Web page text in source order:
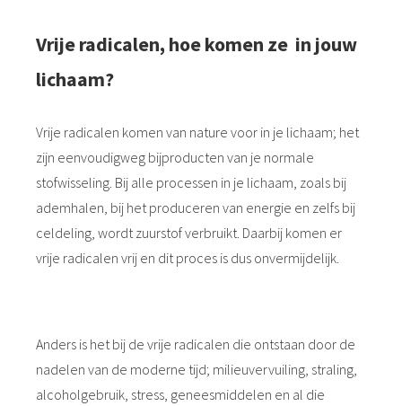
Vrije radicalen, hoe komen ze in jouw
lichaam?
Vrije radicalen komen van nature voor in je lichaam; het
zijn eenvoudigweg bijproducten van je normale
stofwisseling. Bij alle processen in je lichaam, zoals bij
ademhalen, bij het produceren van energie en zelfs bij
celdeling, wordt zuurstof verbruikt. Daarbij komen er
vrije radicalen vrij en dit proces is dus onvermijdelijk.
Anders is het bij de vrije radicalen die ontstaan door de
nadelen van de moderne tijd; milieuvervuiling, straling,
alcoholgebruik, stress, geneesmiddelen en al die